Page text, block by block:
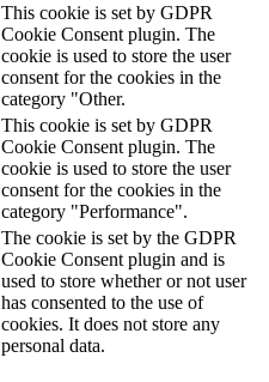
This cookie is set by GDPR
Cookie Consent plugin. The
cookie is used to store the user
consent for the cookies in the
category "Other.
This cookie is set by GDPR
Cookie Consent plugin. The
cookie is used to store the user
consent for the cookies in the
category "Performance".
The cookie is set by the GDPR
Cookie Consent plugin and is
used to store whether or not user
has consented to the use of
cookies. It does not store any
personal data.